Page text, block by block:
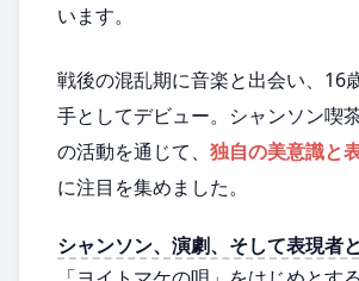
います。
戦後の混乱期に音楽と出会い、16
手としてデビュー。シャンソン喫
の活動を通じて、 独自の美意識と
に注目を集めました。
シャンソン、演劇、そして表現者